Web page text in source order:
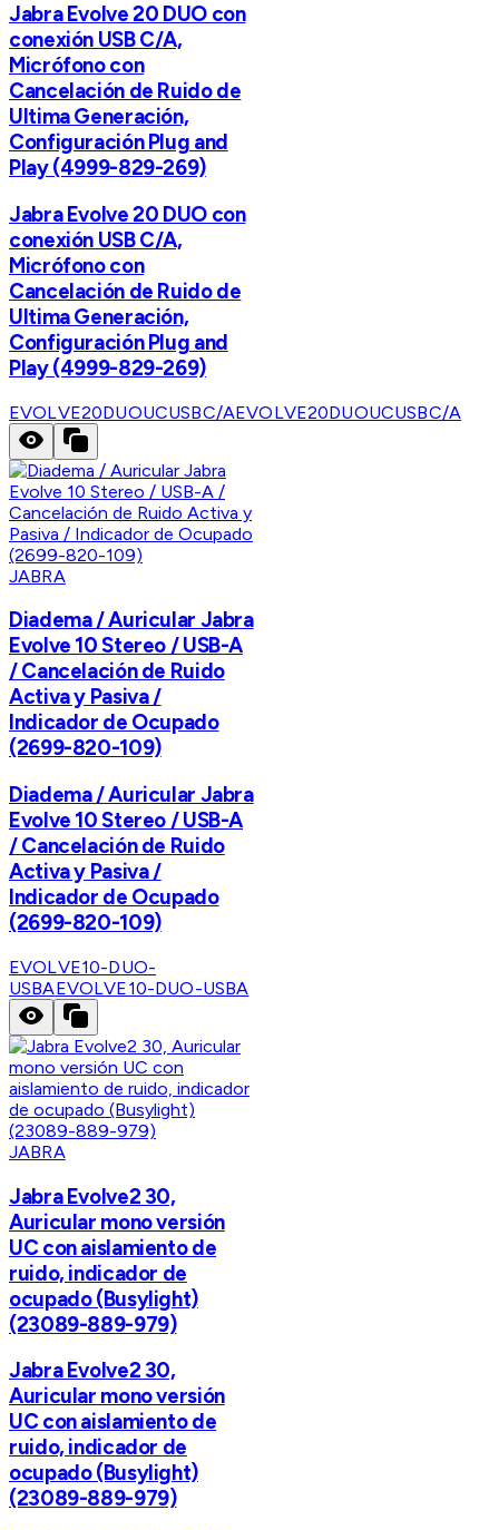
Jabra Evolve 20 DUO con
conexión USB C/A,
Micrófono con
Cancelación de Ruido de
Ultima Generación,
Configuración Plug and
Play (4999-829-269)
Jabra Evolve 20 DUO con
conexión USB C/A,
Micrófono con
Cancelación de Ruido de
Ultima Generación,
Configuración Plug and
Play (4999-829-269)
EVOLVE20DUOUCUSBC/AEVOLVE20DUOUCUSBC/A
JABRA
Diadema / Auricular Jabra
Evolve 10 Stereo / USB-A
/ Cancelación de Ruido
Activa y Pasiva /
Indicador de Ocupado
(2699-820-109)
Diadema / Auricular Jabra
Evolve 10 Stereo / USB-A
/ Cancelación de Ruido
Activa y Pasiva /
Indicador de Ocupado
(2699-820-109)
EVOLVE10-DUO-
USBAEVOLVE10-DUO-USBA
JABRA
Jabra Evolve2 30,
Auricular mono versión
UC con aislamiento de
ruido, indicador de
ocupado (Busylight)
(23089-889-979)
Jabra Evolve2 30,
Auricular mono versión
UC con aislamiento de
ruido, indicador de
ocupado (Busylight)
(23089-889-979)